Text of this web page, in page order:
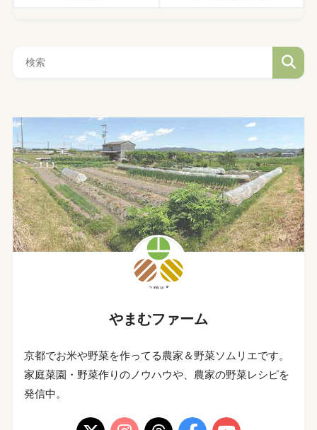
やまむファーム
京都でお米や野菜を作ってる農家＆野菜ソムリエです。
家庭菜園・野菜作りのノウハウや、農家の野菜レシピを
発信中。